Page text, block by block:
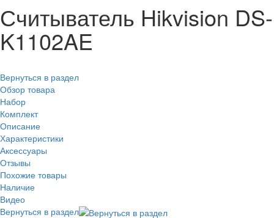
Считыватель Hikvision DS-
K1102AE
Вернуться в раздел
Обзор товара
Набор
Комплект
Описание
Характеристики
Аксессуары
Отзывы
Похожие товары
Наличие
Видео
Вернуться в раздел